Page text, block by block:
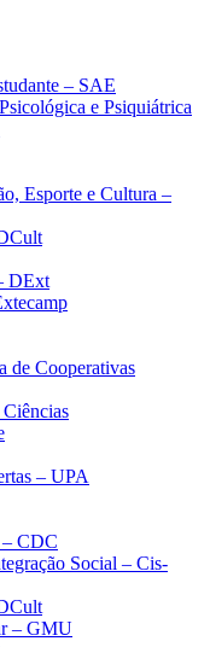
– SAE
e Psiquiátrica
Esporte e Cultura –
DExt
de Cooperativas
– UPA
– CDC
Social – Cis-
– GMU